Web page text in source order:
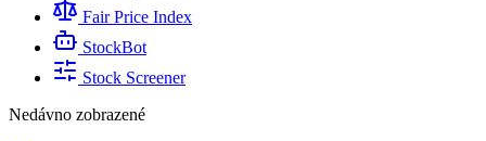
Fair Price Index
StockBot
Stock Screener
Nedávno zobrazené